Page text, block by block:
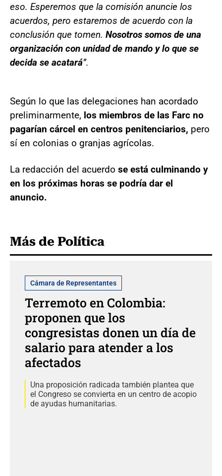
eso. Esperemos que la comisión anuncie los
acuerdos, pero estaremos de acuerdo con la
conclusión que tomen. Nosotros somos de una
organización con unidad de mando y lo que se
decida se acatará”.
Según lo que las delegaciones han acordado
preliminarmente, los miembros de las Farc no
pagarían cárcel en centros penitenciarios, pero
sí en colonias o granjas agrícolas.
La redacción del acuerdo se está culminando y
en los próximas horas se podría dar el
anuncio.
Más de Política
Cámara de Representantes
Terremoto en Colombia:
proponen que los
congresistas donen un día de
salario para atender a los
afectados
Una proposición radicada también plantea que
el Congreso se convierta en un centro de acopio
de ayudas humanitarias.